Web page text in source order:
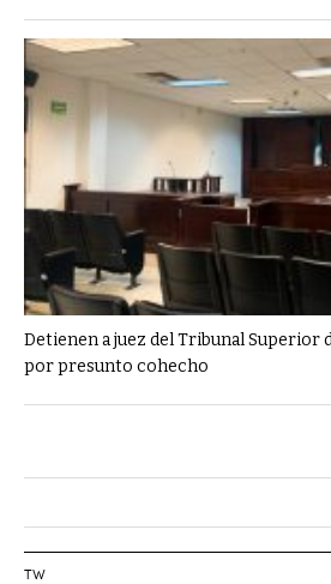
Detienen a juez del Tribunal Superior
por presunto cohecho
TW